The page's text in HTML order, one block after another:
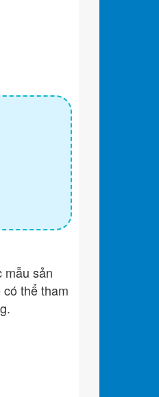
mẫu sản
thể tham